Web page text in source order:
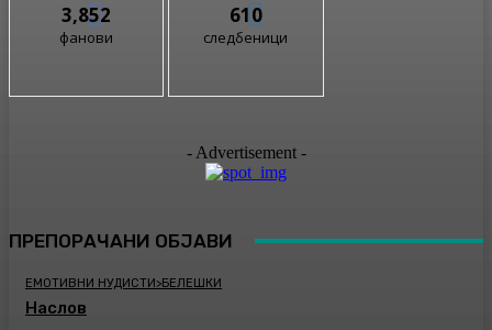
3,852
фанови
610
следбеници
- Advertisement -
ПРЕПОРАЧАНИ ОБЈАВИ
ЕМОТИВНИ НУДИСТИ>БЕЛЕШКИ
Наслов